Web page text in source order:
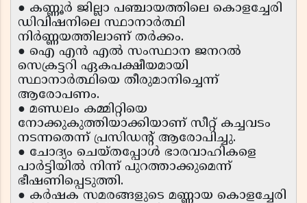
● കണ്ണൂർ ജില്ലാ പഞ്ചായത്തിലെ കൊളച്ചേരി
ഡിവിഷനിലെ സ്ഥാനാർത്ഥി
നിർണ്ണയത്തിലാണ് തർക്കം.
● ഐ എൻ എൽ സംസ്ഥാന ജനറൽ
സെക്രട്ടറി ഏകപക്ഷീയമായി
സ്ഥാനാർത്ഥിയെ തീരുമാനിച്ചെന്ന്
ആരോപണം.
● മണ്ഡലം കമ്മിറ്റിയെ
നോക്കുകുത്തിയാക്കിയാണ് സീറ്റ് കച്ചവടം
നടന്നതെന്ന് പ്രസിഡൻ്റ് ആരോപിച്ചു.
● ചോദ്യം ചെയ്തപ്പോൾ ഭാരവാഹികളെ
പാർട്ടിയിൽ നിന്ന് പുറത്താക്കുമെന്ന്
ഭീഷണിപ്പെടുത്തി.
● കർഷക സമരങ്ങളുടെ മണ്ണായ കൊളച്ചേരി